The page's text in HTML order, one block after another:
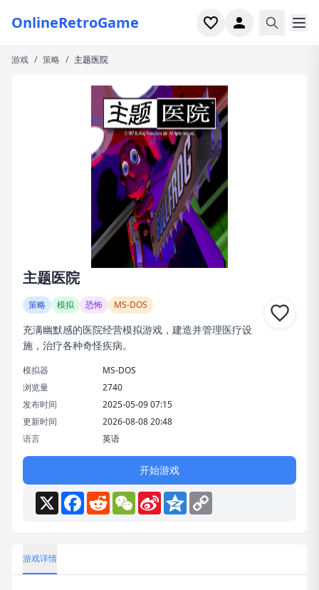
OnlineRetroGame
首页
游戏专题
最近玩过
游戏 / 策略 / 主题医院
主题医院
策略 模拟 恐怖 MS-DOS
充满幽默感的医院经营模拟游戏，建造并管理医疗设
施，治疗各种奇怪疾病。
模拟器
MS-DOS
浏览量
2740
发布时间
2025-05-09 07:15
更新时间
2026-08-08 20:48
语言
英语
开始游戏
X Facebook
RedditWeChat
Sina
Weibo
Qzone
游戏详情